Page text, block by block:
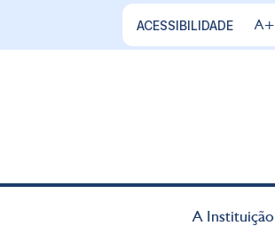
ACESSIBILIDADE A+
A Instituição